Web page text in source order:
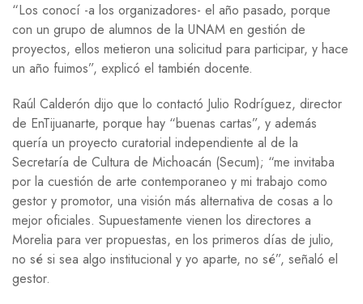
“Los conocí -a los organizadores- el año pasado, porque
con un grupo de alumnos de la UNAM en gestión de
proyectos, ellos metieron una solicitud para participar, y hace
un año fuimos”, explicó el también docente.
Raúl Calderón dijo que lo contactó Julio Rodríguez, director
de EnTijuanarte, porque hay “buenas cartas”, y además
quería un proyecto curatorial independiente al de la
Secretaría de Cultura de Michoacán (Secum); “me invitaba
por la cuestión de arte contemporaneo y mi trabajo como
gestor y promotor, una visión más alternativa de cosas a lo
mejor oficiales. Supuestamente vienen los directores a
Morelia para ver propuestas, en los primeros días de julio,
no sé si sea algo institucional y yo aparte, no sé”, señaló el
gestor.